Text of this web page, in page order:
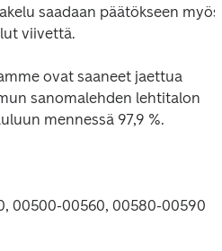
saadaan päätökseen myös
viivettä.
ovat saaneet jaettua
sanomalehden lehtitalon
mennessä 97,9 %.
00500-00560, 00580-00590